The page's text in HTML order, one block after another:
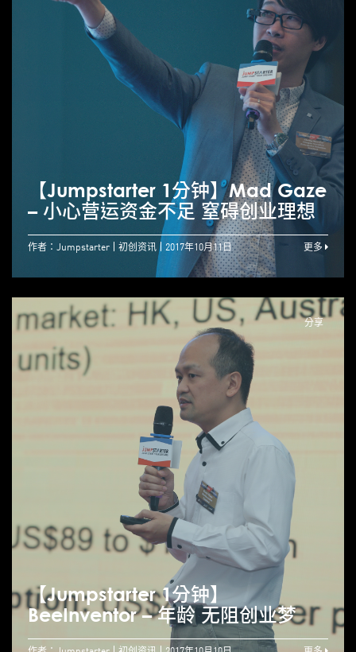
【Jumpstarter 1分钟】Mad Gaze
– 小心营运资金不足 窒碍创业理想
作者：Jumpstarter 初创资讯 2017年10月11日 更多
分享
【Jumpstarter 1分钟】
BeeInventor – 年龄 无阻创业梦